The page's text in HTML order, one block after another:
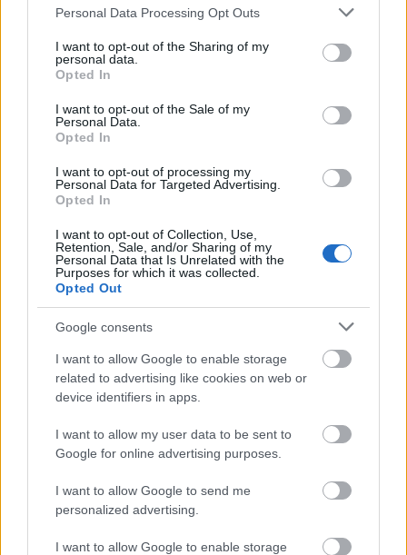
Please note that this website/app uses one or more Google
not limited to your visit or usage behaviour. You may click to
grant or deny consent to Google and its third-party tags to
use your data for below specified purposes in below Google
consent section.
Personal Data Processing Opt Outs
I want to opt-out of the Sharing of my
personal data.
Opted In
I want to opt-out of the Sale of my
Personal Data.
Opted In
I want to opt-out of processing my
Personal Data for Targeted Advertising.
Opted In
I want to opt-out of Collection, Use,
Retention, Sale, and/or Sharing of my
Personal Data that Is Unrelated with the
Purposes for which it was collected.
Opted Out
Google consents
I want to allow Google to enable storage
related to advertising like cookies on web or
device identifiers in apps.
I want to allow my user data to be sent to
Google for online advertising purposes.
I want to allow Google to send me
personalized advertising.
I want to allow Google to enable storage
ORSZÁGOS TÁNCHÁZTALÁLKOZÓ ÉS
A HAGYOMÁNY ÉS A KORTÁRS DIVAT
TALÁLKOZÁSA – „KIS FEKETE” DIVATBEMUTATÓ
A HAGYOMÁNYOK HÁZÁBAN
„BARTÓKKAL EURÓPÁÉRT” – NAGYSZABÁSÚ
FESZTIVÁLLAL INDUL A CONCERTO BUDAPEST
ÉVADA